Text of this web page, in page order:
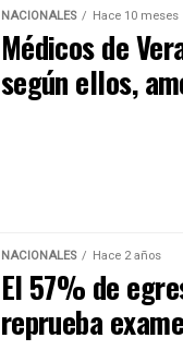
NACIONALES Hace 10 meses
Médicos de
según ellos,
NACIONALES Hace 2 años
El 57% de
reprueba